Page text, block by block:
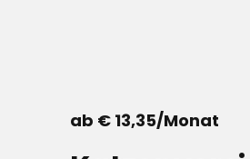
ab € 13,35/Monat